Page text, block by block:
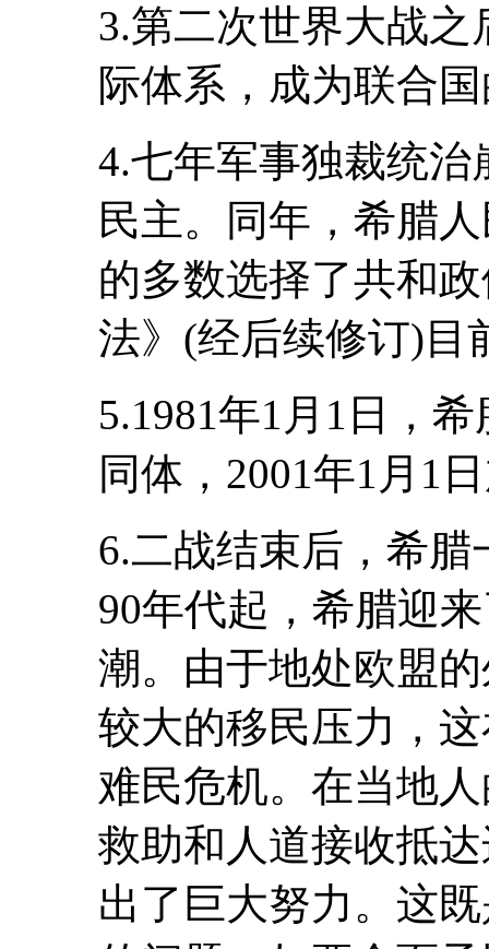
3.第二次世界大战
际体系，成为联合
4.七年军事独裁统治
民主。同年，希腊
的多数选择了共和
法》(经后续修订)目
5.1981年1月1日，
同体，2001年1月1
6.二战结束后，希
90年代起，希腊迎
潮。由于地处欧盟
较大的移民压力，
难民危机。在当地
救助和人道接收抵
出了巨大努力。这